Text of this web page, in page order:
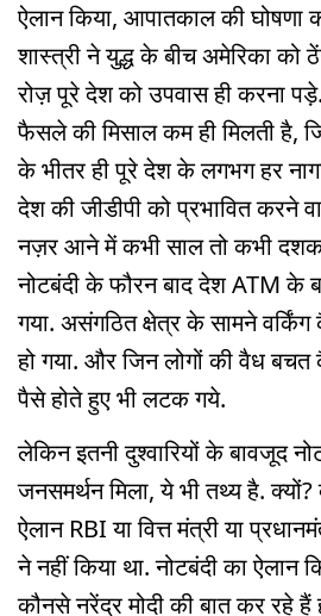
ऐलान किया, आपातकाल की घोषणा
शास्त्री ने युद्ध के बीच अमेरिका को
रोज़ पूरे देश को उपवास ही करना
फैसले की मिसाल कम ही मिलती है,
के भीतर ही पूरे देश के लगभग हर
देश की जीडीपी को प्रभावित करने
नज़र आने में कभी साल तो कभी
नोटबंदी के फौरन बाद देश ATM के
गया. असंगठित क्षेत्र के सामने
हो गया. और जिन लोगों की वैध
पैसे होते हुए भी लटक गये.
लेकिन इतनी दुश्वारियों के बावजूद
जनसमर्थन मिला, ये भी तथ्य है. क्यों?
ऐलान RBI या वित्त मंत्री या
ने नहीं किया था. नोटबंदी का ऐलान
कौनसे नरेंद्र मोदी की बात कर रहे हैं